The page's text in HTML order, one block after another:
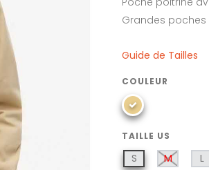
Grandes poches
Guide de Tailles
COULEUR
TAILLE US
S M L